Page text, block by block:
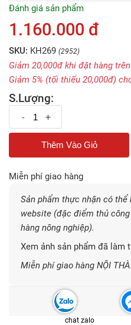
Đánh giá sản phẩm
1.160.000 đ
SKU: KH269 (2952)
Giảm 20,000đ khi đặt hàng trên
Giảm 5% (tối thiếu 20,000đ)
S.Lượng:
- +
Miễn phí giao hàng
Sản phẩm thực nhận có
website (đặc điểm thủ
hàng nông nghiệp).
Xem ảnh sản phẩm đã làm
Miễn phí giao hàng NỘI
chat zalo